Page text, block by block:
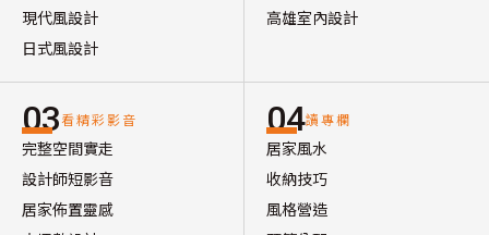
現代風設計
日式風設計
高雄室內設計
03看精彩影音
完整空間實走
設計師短影音
居家佈置靈感
04讀專欄
居家風水
收納技巧
風格營造